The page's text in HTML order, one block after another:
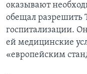
оказывают
обещал
госпитализации.
ей медицинские
«европейским